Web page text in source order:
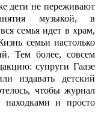
дети не переживают
музыкой, в
семья идет в храм,
семьи настолько
Тем более, совсем
супруги Гаазе
издавать детский
чтобы журнал
находками и просто